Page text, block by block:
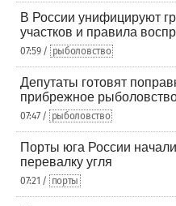
В России унифицируют
участков и правила
07:59 / рыболовство
Депутаты готовят
прибрежное
07:47 / рыболовство
Порты юга России
перевалку угля
07:21 / порты